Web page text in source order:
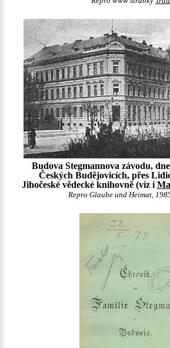
Budova Stegmannova závodu,
Českých Budějovicích, přes
Jihočeské vědecké knihovně (viz i
Repro Glaube und Heimat,